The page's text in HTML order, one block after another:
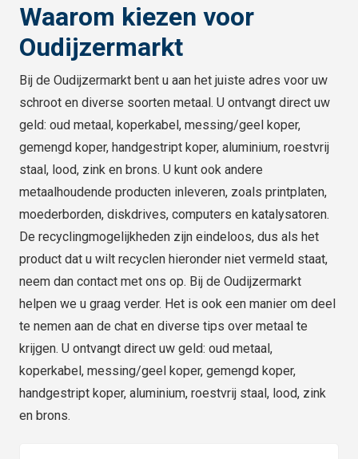
Waarom kiezen voor
Oudijzermarkt
Bij de Oudijzermarkt bent u aan het juiste adres voor uw
schroot en diverse soorten metaal. U ontvangt direct uw
geld: oud metaal, koperkabel, messing/geel koper,
gemengd koper, handgestript koper, aluminium, roestvrij
staal, lood, zink en brons. U kunt ook andere
metaalhoudende producten inleveren, zoals printplaten,
moederborden, diskdrives, computers en katalysatoren.
De recyclingmogelijkheden zijn eindeloos, dus als het
product dat u wilt recyclen hieronder niet vermeld staat,
neem dan contact met ons op. Bij de Oudijzermarkt
helpen we u graag verder. Het is ook een manier om deel
te nemen aan de chat en diverse tips over metaal te
krijgen. U ontvangt direct uw geld: oud metaal,
koperkabel, messing/geel koper, gemengd koper,
handgestript koper, aluminium, roestvrij staal, lood, zink
en brons.